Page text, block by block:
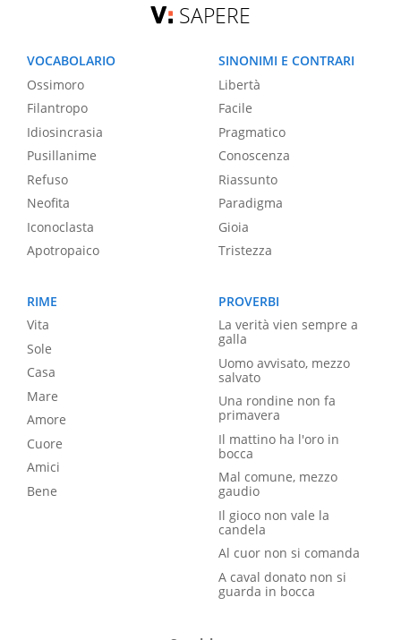
SAPERE
VOCABOLARIO
Ossimoro
Filantropo
Idiosincrasia
Pusillanime
Refuso
Neofita
Iconoclasta
Apotropaico
SINONIMI E CONTRARI
Libertà
Facile
Pragmatico
Conoscenza
Riassunto
Paradigma
Gioia
Tristezza
RIME
Vita
Sole
Casa
Mare
Amore
Cuore
Amici
Bene
PROVERBI
La verità vien sempre a
galla
Uomo avvisato, mezzo
salvato
Una rondine non fa
primavera
Il mattino ha l'oro in
bocca
Mal comune, mezzo
gaudio
Il gioco non vale la
candela
Al cuor non si comanda
A caval donato non si
guarda in bocca